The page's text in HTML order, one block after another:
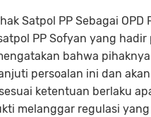
Satpol PP Sebagai OPD
PP Sofyan yang hadir
bahwa
persoalan ini dan
ketentuan berlaku
melanggar regulasi